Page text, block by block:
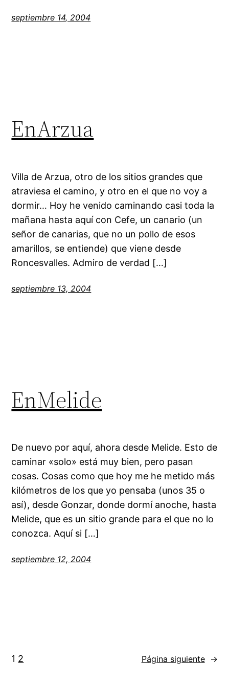
septiembre 14, 2004
EnArzua
Villa de Arzua, otro de los sitios grandes que
atraviesa el camino, y otro en el que no voy a
dormir… Hoy he venido caminando casi toda la
mañana hasta aquí con Cefe, un canario (un
señor de canarias, que no un pollo de esos
amarillos, se entiende) que viene desde
Roncesvalles. Admiro de verdad […]
septiembre 13, 2004
EnMelide
De nuevo por aquí, ahora desde Melide. Esto de
caminar «solo» está muy bien, pero pasan
cosas. Cosas como que hoy me he metido más
kilómetros de los que yo pensaba (unos 35 o
así), desde Gonzar, donde dormí anoche, hasta
Melide, que es un sitio grande para el que no lo
conozca. Aquí si […]
septiembre 12, 2004
1 2 Página siguiente →